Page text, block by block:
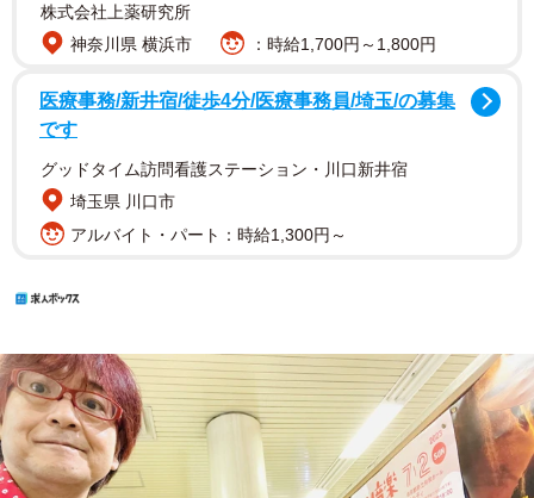
株式会社上薬研究所
神奈川県 横浜市
：時給1,700円～1,800円
医療事務/新井宿/徒歩4分/医療事務員/埼玉/の募集
です
グッドタイム訪問看護ステーション・川口新井宿
埼玉県 川口市
アルバイト・パート：時給1,300円～